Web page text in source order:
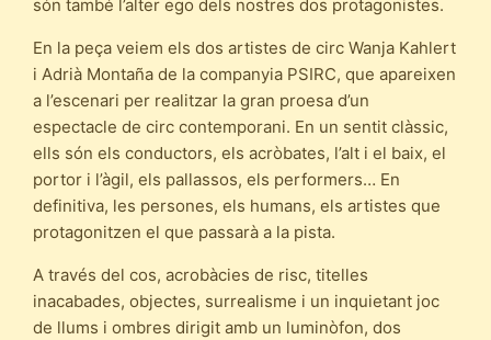
són també l’alter ego dels nostres dos protagonistes.
En la peça veiem els dos artistes de circ Wanja Kahlert
i Adrià Montaña de la companyia PSIRC, que apareixen
a l’escenari per realitzar la gran proesa d’un
espectacle de circ contemporani. En un sentit clàssic,
ells són els conductors, els acròbates, l’alt i el baix, el
portor i l’àgil, els pallassos, els performers… En
definitiva, les persones, els humans, els artistes que
protagonitzen el que passarà a la pista.
A través del cos, acrobàcies de risc, titelles
inacabades, objectes, surrealisme i un inquietant joc
de llums i ombres dirigit amb un luminòfon, dos